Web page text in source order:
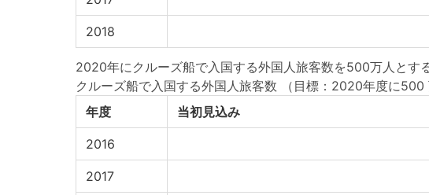
2018
2020年にクルーズ船で入国する外国人旅客数を500万人とする
クルーズ船で入国する外国人旅客数
（目標：2020年度に500
年度
当初見込み
2016
2017